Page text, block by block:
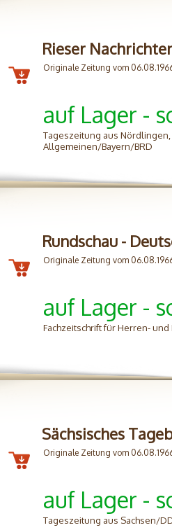
Rieser
Originale Zeitung vom
auf Lager -
Tageszeitung aus
Allgemeinen/Bayern/BRD
Rundschau -
Originale Zeitung vom
auf Lager -
Fachzeitschrift für Herren-
Sächsisches
Originale Zeitung vom
auf Lager -
Tageszeitung aus Sachsen/